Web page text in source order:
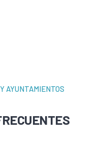
AYUNTAMIENTOS